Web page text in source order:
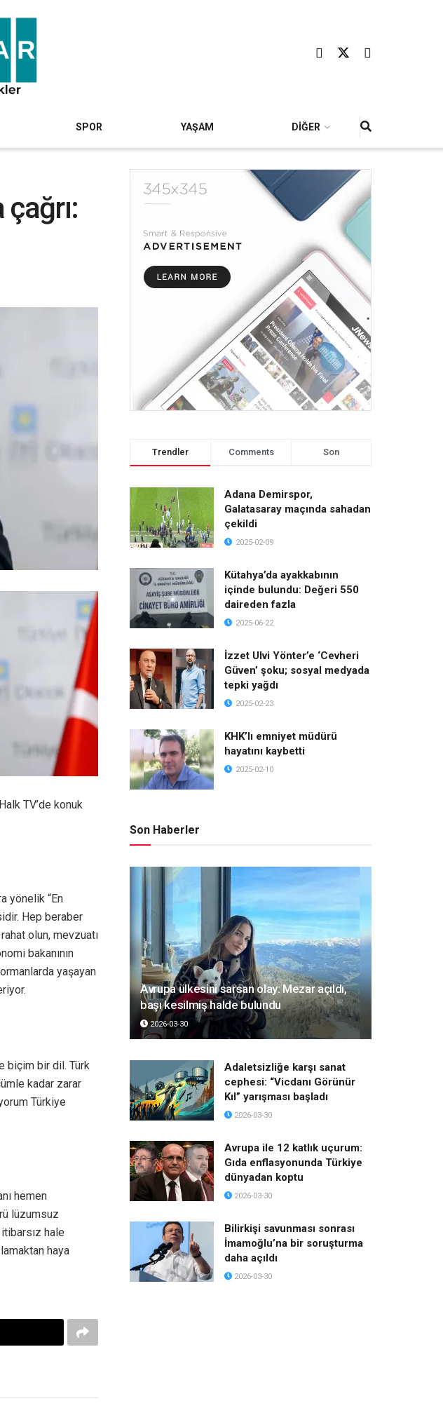
SPOR YAŞAM DİĞER
TV’de konuk
yönelik “En
Hep beraber
olun, mevzuatı
bakanının
yaşayan
biçim bir dil. Türk
kadar zarar
Türkiye
hemen
lüzumsuz
hale
haya
Trendler Comments Son
Adana Demirspor,
Galatasaray maçında sahadan
çekildi
2025-02-09
Kütahya’da ayakkabının
içinde bulundu: Değeri 550
daireden fazla
2025-06-22
İzzet Ulvi Yönter’e ‘Cevheri
Güven’ şoku; sosyal medyada
tepki yağdı
2025-02-23
KHK’lı emniyet müdürü
hayatını kaybetti
2025-02-10
Son Haberler
Avrupa ülkesini sarsan olay: Mezar açıldı,
başı kesilmiş halde bulundu
2026-03-30
Adaletsizliğe karşı sanat
cephesi: “Vicdanı Görünür
Kıl” yarışması başladı
2026-03-30
Avrupa ile 12 katlık uçurum:
Gıda enflasyonunda Türkiye
dünyadan koptu
2026-03-30
Bilirkişi savunması sonrası
İmamoğlu’na bir soruşturma
daha açıldı
2026-03-30